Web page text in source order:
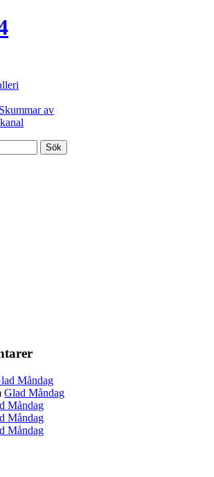
av
Måndag
Glad Måndag
Måndag
Måndag
Måndag